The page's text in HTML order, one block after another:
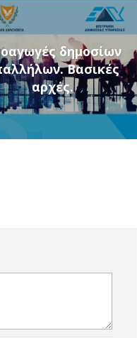
δημοσίων
Βασικές
αρχές.